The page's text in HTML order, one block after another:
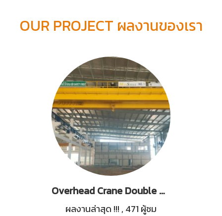
OUR PROJECT ผลงานของเรา
Overhead Crane Double Boxgirder Capacity 10 Tons 3 Set and 15 Tons 1 Set
ผลงานล่าสุด !!! , 471 ผู้ชม